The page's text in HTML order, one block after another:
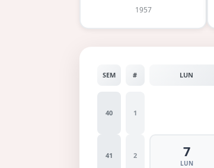
1957
SEM # LUN
40 1
41 2 7
LUN